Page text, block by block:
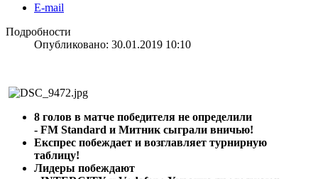
E-mail
Подробности
Опубликовано: 30.01.2019 10:10
8 голов в матче победителя не определили
- FM Standard и Митник сыграли вничью!
Експрес побеждает и возглавляет турнирную
таблицу!
Лидеры побеждают